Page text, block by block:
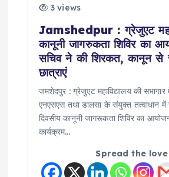
3 views
Jamshedpur : ग्रेजुएट
कानूनी जागरुकता शिविर का
सचिव ने की शिरकत, कानून
छात्राएं
जमशेदपुर : ग्रेजुएट महाविद्यालय की सभागार
एनएसएस तथा डालसा के संयुक्त तत्वाधान में
दिवसीय कानूनी जागरूकता शिविर का
कार्यक्रम…
Spread the love